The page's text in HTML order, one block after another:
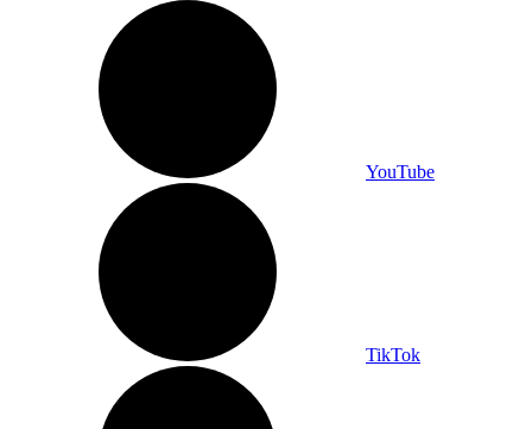
YouTube
TikTok